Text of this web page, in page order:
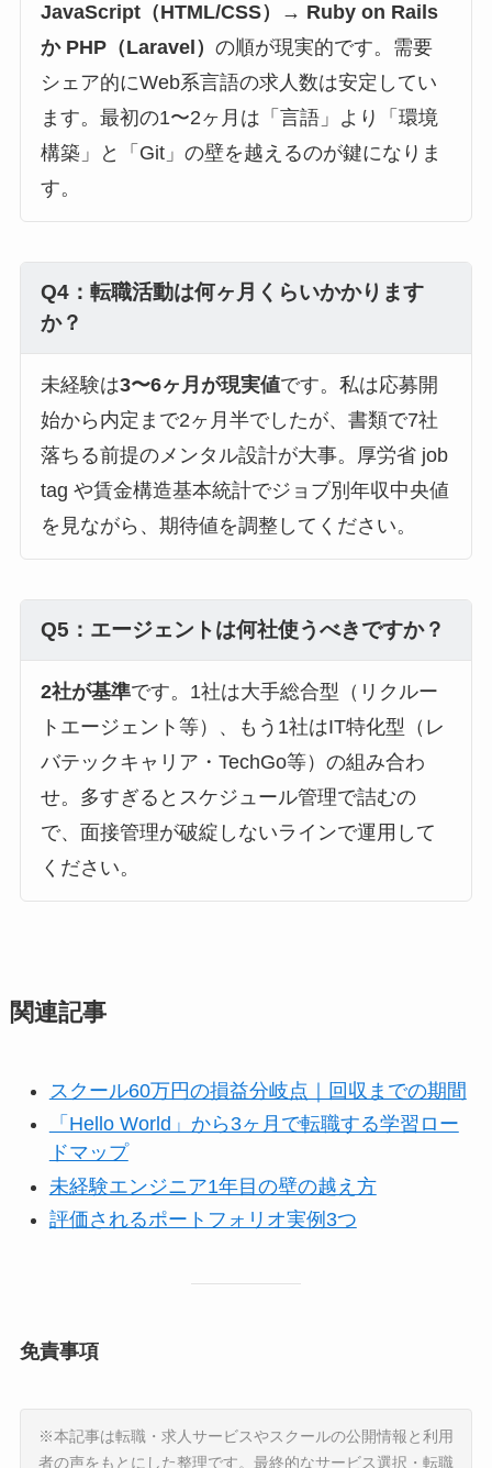
JavaScript（HTML/CSS）→ Ruby on Rails
か PHP（Laravel） の順が現実的です。需要
シェア的にWeb系言語の求人数は安定してい
ます。最初の1〜2ヶ月は「言語」より「環境
構築」と「Git」の壁を越えるのが鍵になりま
す。
Q4：転職活動は何ヶ月くらいかかります
か？
未経験は3〜6ヶ月が現実値です。私は応募開
始から内定まで2ヶ月半でしたが、書類で7社
落ちる前提のメンタル設計が大事。厚労省 job
tag や賃金構造基本統計でジョブ別年収中央値
を見ながら、期待値を調整してください。
Q5：エージェントは何社使うべきですか？
2社が基準です。1社は大手総合型（リクルー
トエージェント等）、もう1社はIT特化型（レ
バテックキャリア・TechGo等）の組み合わ
せ。多すぎるとスケジュール管理で詰むの
で、面接管理が破綻しないラインで運用して
ください。
関連記事
スクール60万円の損益分岐点｜回収までの期間
「Hello World」から3ヶ月で転職する学習ロー
ドマップ
未経験エンジニア1年目の壁の越え方
評価されるポートフォリオ実例3つ
免責事項
※本記事は転職・求人サービスやスクールの公開情報と利用
者の声をもとにした整理です。最終的なサービス選択・転職